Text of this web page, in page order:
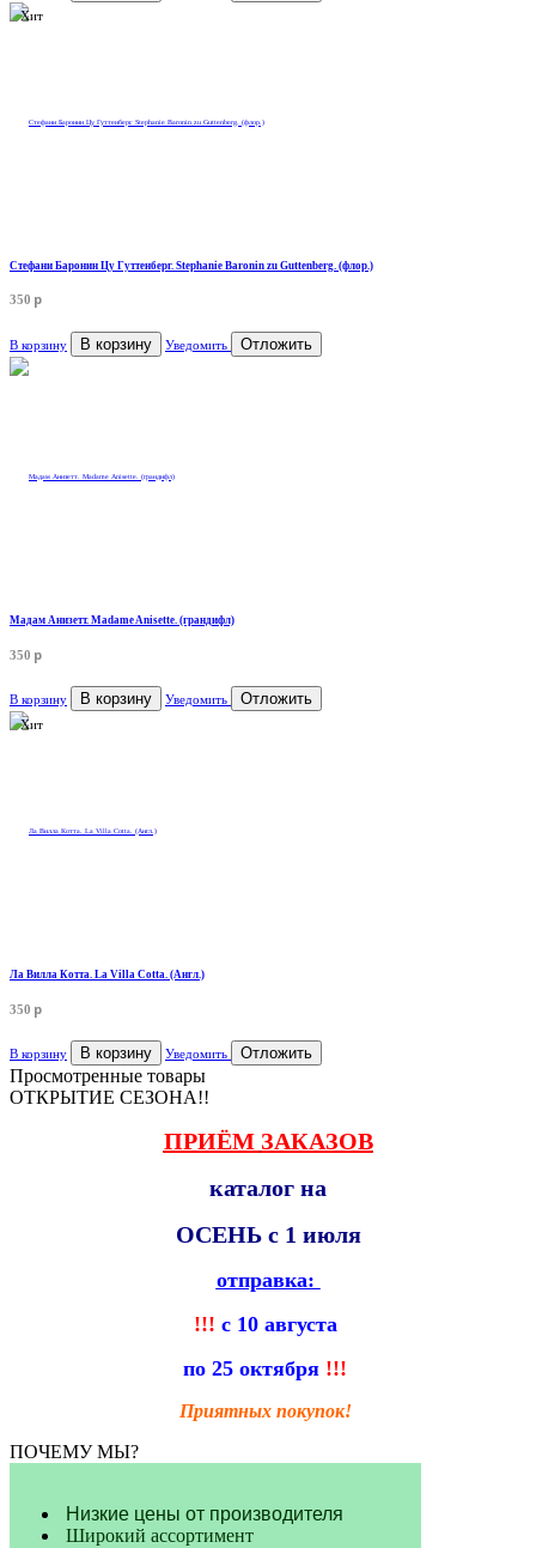
Хит
Стефани Баронин Цу Гуттенберг. Stephanie Baronin zu Guttenberg. (флор.)
350 p
В корзину В корзину Уведомить Отложить
Мадам Анизетт. Madame Anisette. (грандифл)
350 p
В корзину В корзину Уведомить Отложить
Хит
Ла Вилла Котта. La Villa Cotta. (Англ.)
350 p
В корзину В корзину Уведомить Отложить
Просмотренные товары
ОТКРЫТИЕ СЕЗОНА!!
ПРИЁМ ЗАКАЗОВ
каталог на
ОСЕНЬ с 1 июля
отправка:
!!! с 10 августа
по 25 октября !!!
Приятных покупок!
ПОЧЕМУ МЫ?
Низкие цены от производителя
Широкий ассортимент